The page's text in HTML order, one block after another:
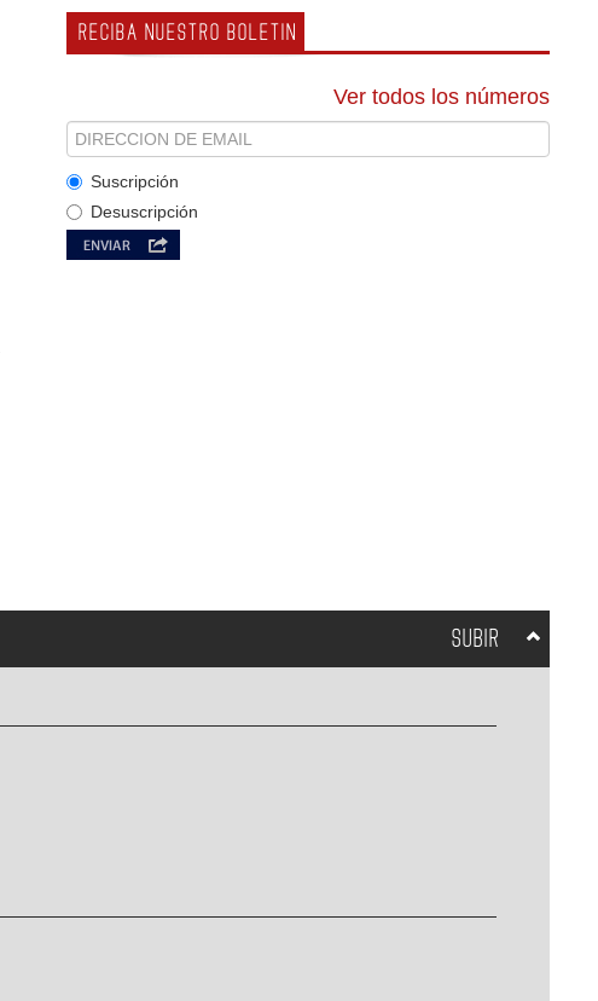
RECIBA NUESTRO BOLETIN
Ver todos los números
Suscripción
Desuscripción
SUBIR